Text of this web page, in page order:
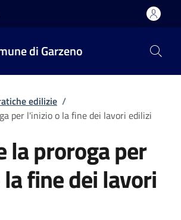
di Garzeno
pane
edilizie /
per l'inizio o la fine dei lavori edilizi
la proroga per
fine dei lavori